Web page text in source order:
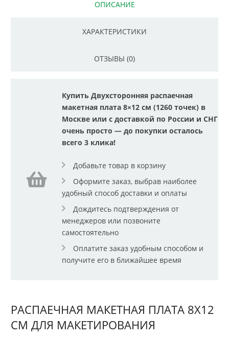
ОПИСАНИЕ
ХАРАКТЕРИСТИКИ
ОТЗЫВЫ (0)
Купить Двухсторонняя распаечная
макетная плата 8×12 см (1260 точек) в
Москве или с доставкой по России и СНГ
очень просто — до покупки осталось
всего 3 клика!
Добавьте товар в корзину
Оформите заказ, выбрав наиболее
удобный способ доставки и оплаты
Дождитесь подтверждения от
менеджеров или позвоните
самостоятельно
Оплатите заказ удобным способом и
получите его в ближайшее время
РАСПАЕЧНАЯ МАКЕТНАЯ ПЛАТА 8X12
СМ ДЛЯ МАКЕТИРОВАНИЯ